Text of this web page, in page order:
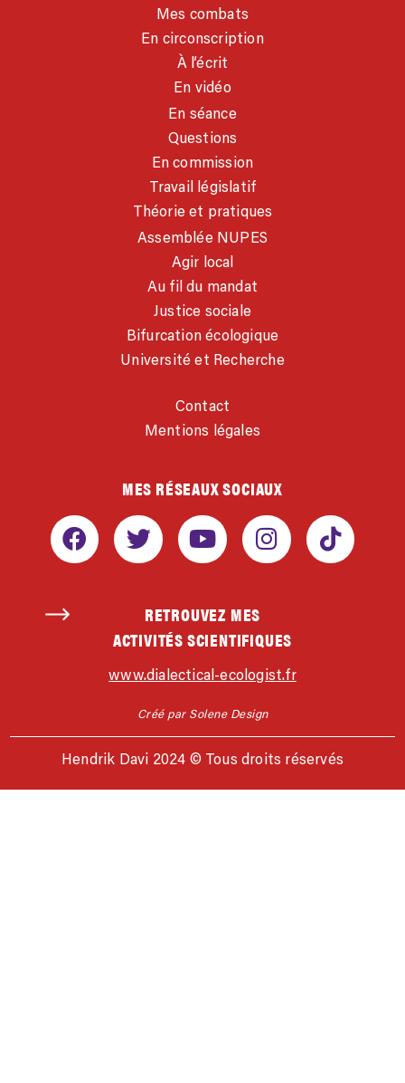
Mes combats
En circonscription
À l’écrit
En vidéo
En séance
Questions
En commission
Travail législatif
Théorie et pratiques
Assemblée NUPES
Agir local
Au fil du mandat
Justice sociale
Bifurcation écologique
Université et Recherche
Contact
Mentions légales
MES RÉSEAUX SOCIAUX
RETROUVEZ MES
ACTIVITÉS SCIENTIFIQUES
www.dialectical-ecologist.fr
Créé par Solene Design
Hendrik Davi 2024 © Tous droits réservés